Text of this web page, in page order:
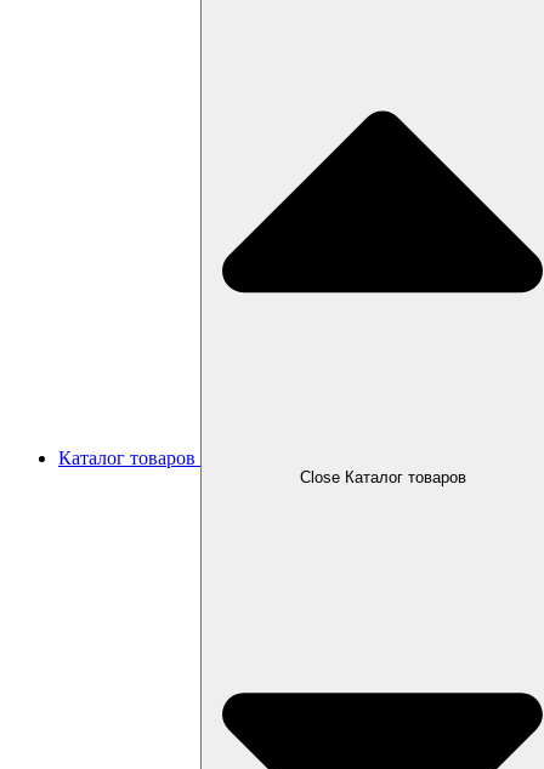
Каталог товаров
Close Каталог товаров